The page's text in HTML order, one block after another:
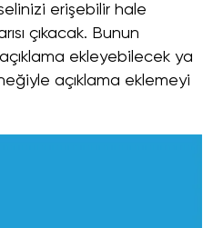
erişebilir hale
çıkacak. Bunun
ekleyebilecek ya
açıklama eklemeyi